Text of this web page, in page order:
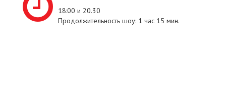
18:00 и 20.30
Продолжительность шоу: 1 час 15 мин.